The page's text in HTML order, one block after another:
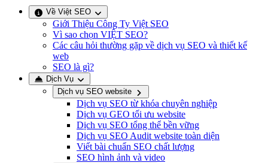
Về Việt SEO
Giới Thiệu Công Ty Việt SEO
Vì sao chọn VIỆT SEO?
Các câu hỏi thường gặp về dịch vụ SEO và thiết kế
web
SEO là gì?
Dịch Vụ
Dịch vụ SEO website
Dịch vụ SEO từ khóa chuyên nghiệp
Dịch vụ GEO tối ưu website
Dịch vụ SEO tổng thể bền vững
Dịch vụ SEO Audit website toàn diện
Viết bài chuẩn SEO chất lượng
SEO hình ảnh và video